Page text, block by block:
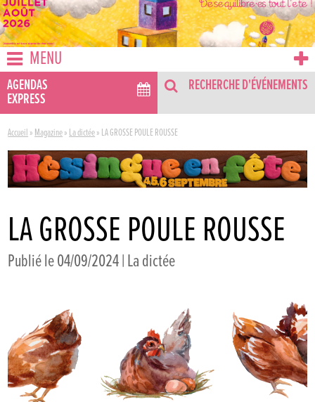
MENU
AGENDAS
EXPRESS
RECHERCHE D'ÉVÉNEMENTS
Accueil » Magazine» La dictée» LA GROSSE POULE ROUSSE
LA GROSSE POULE ROUSSE
Publié le 04/09/2024 |La dictée